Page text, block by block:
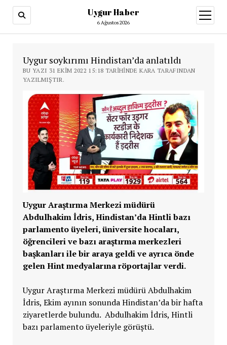
Uygur Haber
6 Ağustos 2026
aç
Uygur soykırımı Hindistan’da anlatıldı
BU YAZI 31 EKIM 2022 15:18 TARIHINDE KARA TARAFINDAN
YAZILMIŞTIR.
Uygur Araştırma Merkezi müdürü
Abdulhakim İdris, Hindistan’da Hintli bazı
parlamento üyeleri, üniversite hocaları,
öğrencileri ve bazı araştırma merkezleri
başkanları ile bir araya geldi ve ayrıca önde
gelen Hint medyalarına röportajlar verdi.
Uygur Araştırma Merkezi müdürü Abdulhakim
İdris, Ekim ayının sonunda Hindistan’da bir hafta
ziyaretlerde bulundu. Abdulhakim İdris, Hintli
bazı parlamento üyeleriyle görüştü.